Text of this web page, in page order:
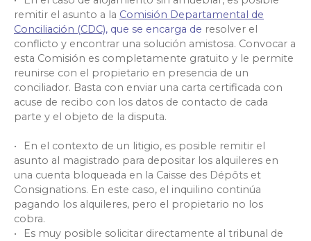
remitir el asunto a la Comisión Departamental de
Conciliación (CDC), que se encarga de resolver el
conflicto y encontrar una solución amistosa. Convocar a
esta Comisión es completamente gratuito y le permite
reunirse con el propietario en presencia de un
conciliador. Basta con enviar una carta certificada con
acuse de recibo con los datos de contacto de cada
parte y el objeto de la disputa.
En el contexto de un litigio, es posible remitir el
asunto al magistrado para depositar los alquileres en
una cuenta bloqueada en la Caisse des Dépôts et
Consignations. En este caso, el inquilino continúa
pagando los alquileres, pero el propietario no los
cobra.
Es muy posible solicitar directamente al tribunal de